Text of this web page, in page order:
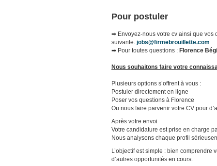
Pour postuler
➡ Envoyez-nous votre cv ainsi que vos
suivante: jobs@firmebrouillette.com
➡ Pour toutes questions : Florence
Nous souhaitons faire votre
Plusieurs options s’offrent à vous :
Postuler directement en ligne
Poser vos questions à Florence
Ou nous faire parvenir votre CV pour
Après votre envoi
Votre candidature est prise en charge
Nous analysons chaque profil
L’objectif est simple : bien
d’autres opportunités en cours.